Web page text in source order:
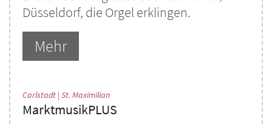
Düsseldorf, die Orgel erklingen.
Mehr
Carlstadt | St. Maximilian:
MarktmusikPLUS